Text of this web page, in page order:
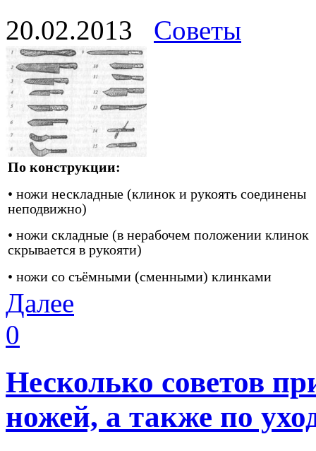
20.02.2013 Советы
По конструкции:
• ножи нескладные (клинок и рукоять соединены
неподвижно)
• ножи складные (в нерабочем положении клинок
скрывается в рукояти)
• ножи со съёмными (сменными) клинками
Далее
0
Несколько советов
ножей, а также по